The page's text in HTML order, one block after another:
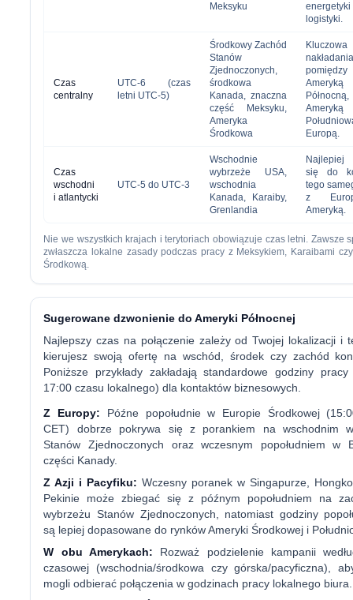
Meksyku
logistyki.
Czas
centralny
UTC-6 (czas
letni UTC-5)
Środkowy Zachód
Stanów
Zjednoczonych,
środkowa
Kanada, znaczna
część Meksyku,
Ameryka
Środkowa
pomiędzy
Ameryką
Północną,
Ameryką
Europą.
Czas
wschodni
i atlantycki
UTC-5 do UTC-3
Wschodnie
wybrzeże USA,
wschodnia
Kanada, Karaiby,
Grenlandia
Najlepiej
się do
tego
z
Ameryką.
Nie we wszystkich krajach i terytoriach obowiązuje czas letni. Zawsze
zwłaszcza lokalne zasady podczas pracy z Meksykiem, Karaibami
Środkową.
Sugerowane dzwonienie do Ameryki Północnej
Najlepszy czas na połączenie zależy od Twojej lokalizacji i
kierujesz swoją ofertę na wschód, środek czy zachód
Poniższe przykłady zakładają standardowe godziny
17:00 czasu lokalnego) dla kontaktów biznesowych.
Z Europy: Późne popołudnie w Europie Środkowej
CET) dobrze pokrywa się z porankiem na wschodnim
Stanów Zjednoczonych oraz wczesnym popołudniem w
części Kanady.
Z Azji i Pacyfiku: Wczesny poranek w Singapurze,
Pekinie może zbiegać się z późnym popołudniem na
wybrzeżu Stanów Zjednoczonych, natomiast godziny
są lepiej dopasowane do rynków Ameryki Środkowej i
W obu Amerykach: Rozważ podzielenie kampanii
czasowej (wschodnia/środkowa czy górska/pacyficzna),
mogli odbierać połączenia w godzinach pracy lokalnego biura.